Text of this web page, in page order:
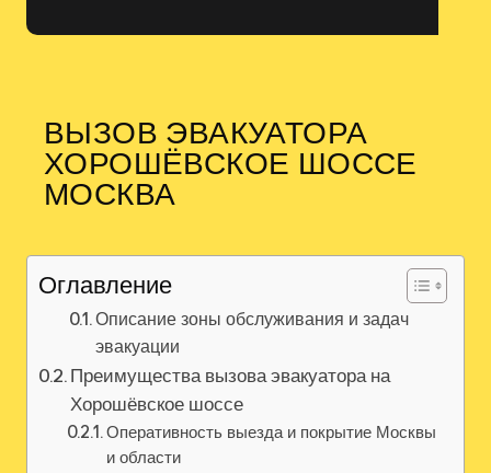
ВЫЗОВ ЭВАКУАТОРА
ХОРОШЁВСКОЕ ШОССЕ
МОСКВА
Оглавление
Описание зоны обслуживания и задач
эвакуации
Преимущества вызова эвакуатора на
Хорошёвское шоссе
Оперативность выезда и покрытие Москвы
и области